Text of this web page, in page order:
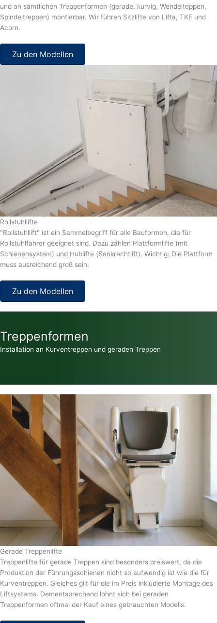
und an sämtlichen Treppenformen (gerade, kurvig, Wendelteppen,
Spindeltreppen) montierbar. Wir führen Sitzlifte von Lifta, TKE und
Acorn.
Zu den Modellen
Rollstuhllifte
"Rollstuhllift" ist ein Sammelbegriff für alle Bauformen, die für
Rollstuhlfahrer geeignet sind. Dazu zählen Plattformlifte (mit
Schienensystem) und Hublifte (Senkrechtlift). Wichtig: Die Plattform
muss ausreichend groß sein.
Zu den Modellen
Treppenformen
Installation an Kurventreppen und geraden Treppen
Gerade Treppenlifte
Treppenlifte für gerade Treppen sind besonders preiswert, da die
Produktion der Führungsschienen nicht so aufwendig ist wie die für
Kurventreppen. Gleiches gilt für die im Preis inkludierte Montage des
Liftsystems. Dementsprechend lohnt sich bei geraden
Treppenformen oftmal der Kauf eines gebrauchten Modells.